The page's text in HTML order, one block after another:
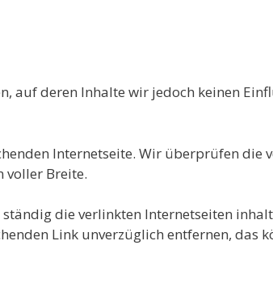
auf deren Inhalte wir jedoch keinen
Internetseite. Wir überprüfen die
voller Breite.
die verlinkten Internetseiten
Link unverzüglich entfernen, das